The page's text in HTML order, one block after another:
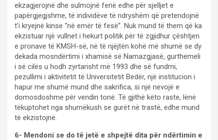
ekzagjerojnë dhe sulmojnë fenë edhe për sjelljet e
papërgjegjshme, të individëve të ndryshëm që pretendojnë
t’i kryejnë kinse “në emër të fesë”. Nuk mund të them që ka
ekzistuar një vullnet i hekurt politik për të zgjidhur çështjen
e pronave të KMSH-së, në të njëjtën kohë më shumë se dy
dekada mosndërtimi i xhamisë së Namazgjasë, gurthemeli
i së cilës u hodh zyrtarisht më 1993 dhe së fundmi,
pezullimi i aktivitetit të Universitetit Bedër, një institucion i
hapur me shumë mund dhe sakrifica, si një nevojë e
domosdoshme për vendin tonë. Të gjithë këto raste, lënë
tëkuptohet nga shumëkush se gurët në trastë, edhe mund
të ekzistojnë.
6- Mendoni se do të jetë e shpejtë dita për ndërtimin e